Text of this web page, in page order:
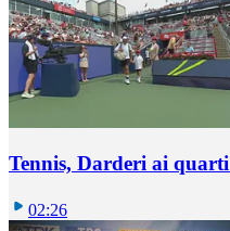
Tennis, Darderi ai
02:26